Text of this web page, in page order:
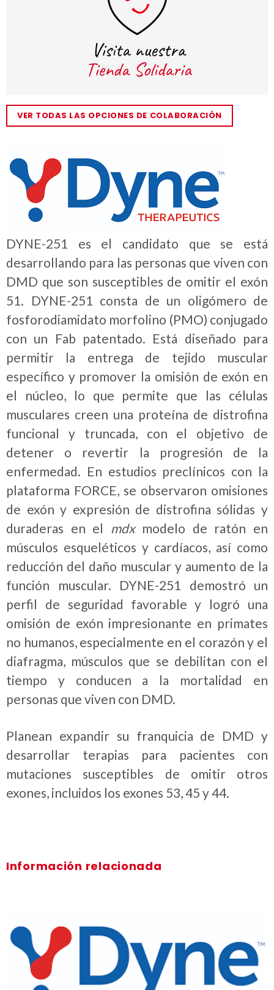
DYNE-251 es el candidato que se está
desarrollando para las personas que viven con
DMD que son susceptibles de omitir el exón
51. DYNE-251 consta de un oligómero de
fosforodiamidato morfolino (PMO) conjugado
con un Fab patentado. Está diseñado para
permitir la entrega de tejido muscular
específico y promover la omisión de exón en
el núcleo, lo que permite que las células
musculares creen una proteína de distrofina
funcional y truncada, con el objetivo de
detener o revertir la progresión de la
enfermedad. En estudios preclínicos con la
plataforma FORCE, se observaron omisiones
de exón y expresión de distrofina sólidas y
duraderas en el mdxmodelo de ratón en
músculos esqueléticos y cardíacos, así como
reducción del daño muscular y aumento de la
función muscular. DYNE-251 demostró un
perfil de seguridad favorable y logró una
omisión de exón impresionante en primates
no humanos, especialmente en el corazón y el
diafragma, músculos que se debilitan con el
tiempo y conducen a la mortalidad en
personas que viven con DMD.
Planean expandir su franquicia de DMD y
desarrollar terapias para pacientes con
mutaciones susceptibles de omitir otros
exones, incluidos los exones 53, 45 y 44.
VER TODAS LAS OPCIONES DE COLABORACIÓN
Información relacionada